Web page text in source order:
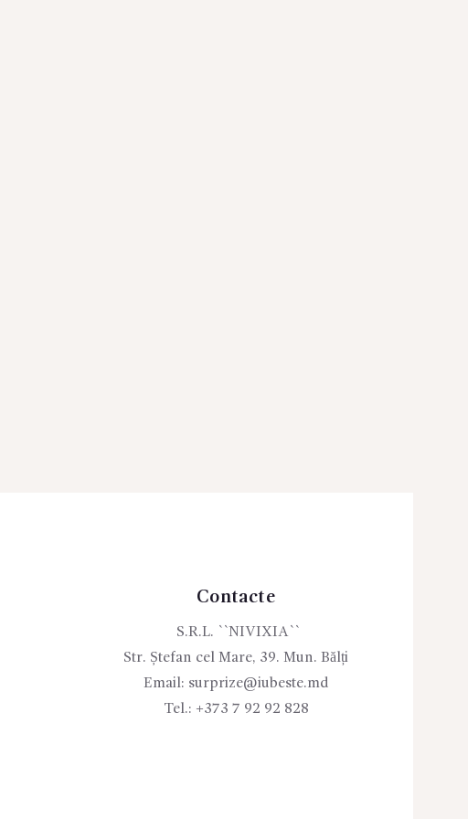
Contacte
S.R.L. ``NIVIXIA``
Str. Ștefan cel Mare, 39. Mun. Bălți
Email: surprize@iubeste.md
Tel.: +373 7 92 92 828